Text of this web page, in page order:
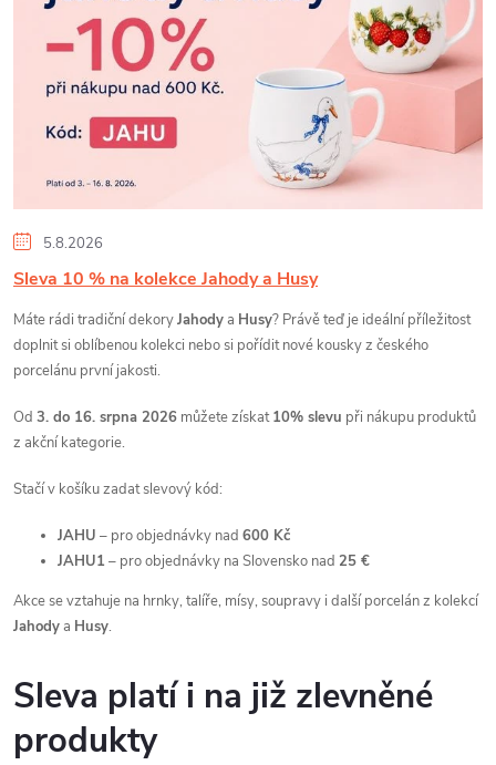
l
á
n
k
ů
5.8.2026
Sleva 10 % na kolekce Jahody a Husy
Máte rádi tradiční dekoryJahodya Husy? Právě teď je ideální příležitost
doplnit si oblíbenou kolekci nebo si pořídit nové kousky z českého
porcelánu první jakosti.
Od 3. do 16. srpna 2026 můžete získat10% slevu při nákupu produktů
z akční kategorie.
Stačí v košíku zadat slevový kód:
JAHU – pro objednávky nad 600 Kč
JAHU1 – pro objednávky na Slovensko nad 25 €
Akce se vztahuje na hrnky, talíře, mísy, soupravy i další porcelán z kolekcí
Jahodya Husy.
Sleva platí i na již zlevněné
produkty